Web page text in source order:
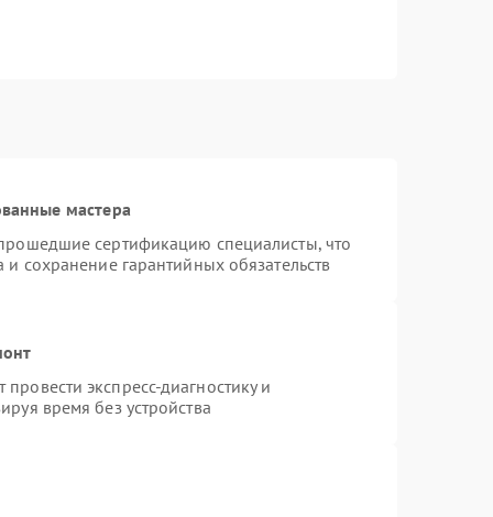
мастера
сертификацию специалисты, что
сохранение гарантийных обязательств
экспресс-диагностику и
время без устройства